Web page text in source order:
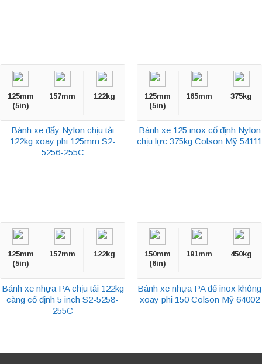
125mm
(5in)
157mm 122kg
Bánh xe đẩy Nylon chịu tải
122kg xoay phi 125mm S2-
5256-255C
125mm
(5in)
165mm 375kg
Bánh xe 125 inox cố định Nylon
chịu lực 375kg Colson Mỹ 54111
125mm
(5in)
157mm 122kg
Bánh xe nhựa PA chịu tải 122kg
càng cố định 5 inch S2-5258-
255C
150mm
(6in)
191mm 450kg
Bánh xe nhựa PA đế inox không
xoay phi 150 Colson Mỹ 64002